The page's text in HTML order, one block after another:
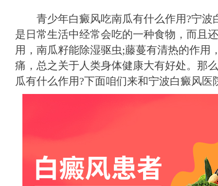
青少年白癜风吃南瓜有什么作用?宁波
是日常生活中经常会吃的一种食物，而且
用，南瓜籽能除湿驱虫;藤蔓有清热的作用
痛，总之关于人类身体健康大有好处。那
瓜有什么作用?下面咱们来和宁波白癜风医